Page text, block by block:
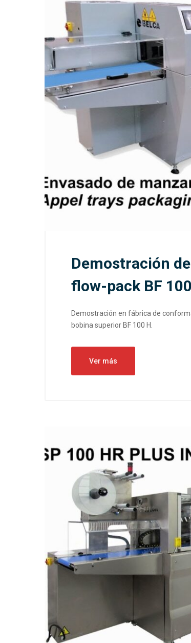
Demostración
flow-pack BF 100
Demostración en fábrica de
bobina superior BF 100 H.
Ver más